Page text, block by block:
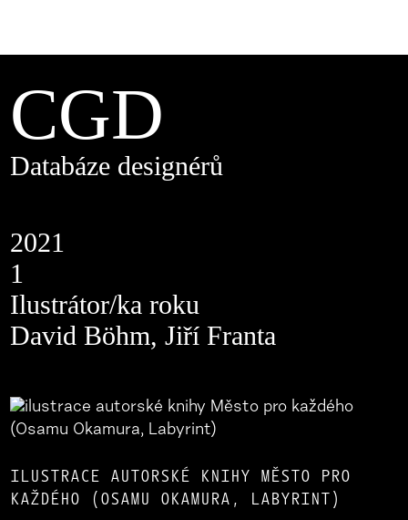
CGD
Databáze designérů
2021
1
Ilustrátor/ka roku
David Böhm, Jiří Franta
ILUSTRACE AUTORSKÉ KNIHY MĚSTO PRO
KAŽDÉHO (OSAMU OKAMURA, LABYRINT)